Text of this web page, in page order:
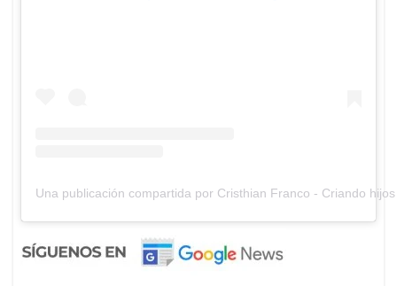
Una publicación compartida por Cristhian Franco - Criando